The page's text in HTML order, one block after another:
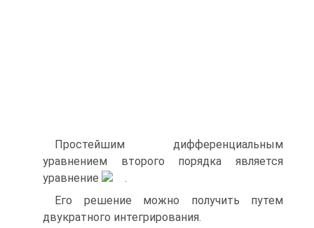
Простейшим дифференциальным
уравнением второго порядка является
уравнение
.
Его решение можно получить путем
двукратного интегрирования.